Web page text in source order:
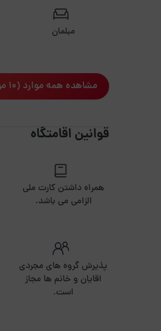
مبلمان
مشاهده همه موارد (10 مورد)
قوانین اقامتگاه
همراه داشتن کارت ملی
الزامی می باشد.
پذیرش گروه های مجردی
اقایان و خانم ها مجاز
است.